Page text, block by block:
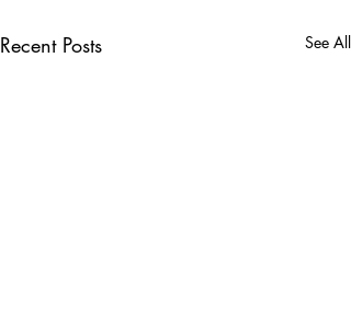
Recent Posts See All